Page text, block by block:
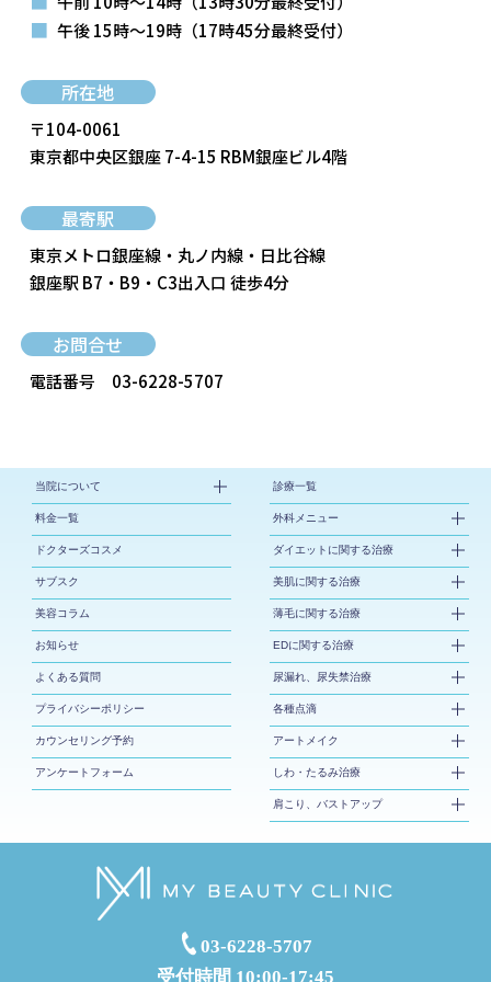
■ 午後 15時～19時 （17時45分最終受付）
所在地
〒104-0061
東京都中央区銀座 7-4-15 RBM銀座ビル4階
最寄駅
東京メトロ銀座線・丸ノ内線・日比谷線
銀座駅 B7・B9・C3出入口 徒歩4分
お問合せ
電話番号 03-6228-5707
当院について
料金一覧
ドクターズコスメ
サブスク
美容コラム
お知らせ
よくある質問
プライバシーポリシー
カウンセリング予約
アンケートフォーム
診療一覧
外科メニュー
ダイエットに関する治療
美肌に関する治療
薄毛に関する治療
EDに関する治療
尿漏れ、尿失禁治療
各種点滴
アートメイク
しわ・たるみ治療
肩こり、バストアップ
03-6228-5707
受付時間 10:00-17:45